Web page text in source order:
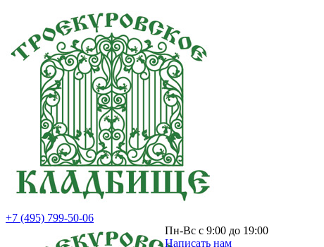
+7 (495) 799-50-06
Пн-Вс с 9:00 до 19:00
Написать нам